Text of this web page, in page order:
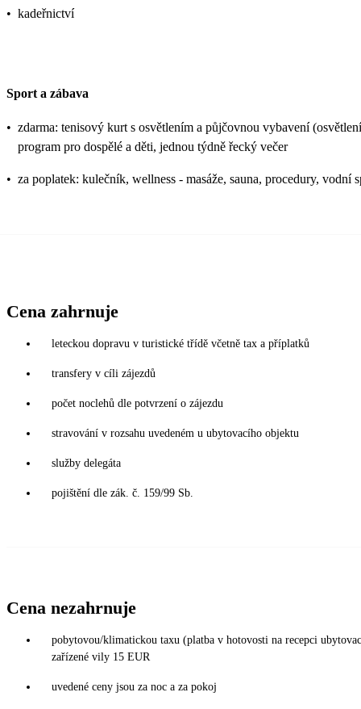
• kadeřnictví
Sport a zábava
• zdarma: tenisový kurt s osvětlením a půjčovnou vybavení
program pro dospělé a děti, jednou týdně řecký večer
• za poplatek: kulečník, wellness - masáže, sauna, procedury, vodní
Cena zahrnuje
leteckou dopravu v turistické třídě včetně tax a příplatků
transfery v cíli zájezdů
počet noclehů dle potvrzení o zájezdu
stravování v rozsahu uvedeném u ubytovacího objektu
služby delegáta
pojištění dle zák. č. 159/99 Sb.
Cena nezahrnuje
pobytovou/klimatickou taxu (platba v hotovosti na recepci
zařízené vily 15 EUR
uvedené ceny jsou za noc a za pokoj